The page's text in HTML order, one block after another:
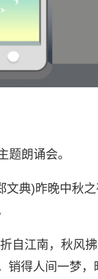
题朗诵会。
典)昨晚中秋
自江南，秋风
得人间一梦，